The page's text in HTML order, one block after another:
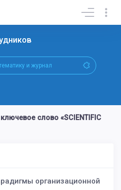
слово «SCIENTIFIC
организационной